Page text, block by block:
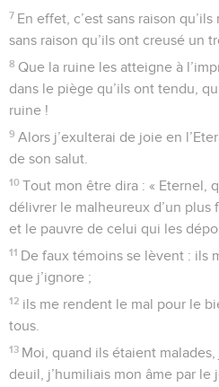
7 En effet, c’est sans raison
sans raison qu’ils ont creusé un
8 Que la ruine les atteigne à
dans le piège qu’ils ont tendu,
ruine !
9 Alors j’exulterai de joie en
de son salut.
10 Tout mon être dira : « Eternel,
délivrer le malheureux d’un
et le pauvre de celui qui les
11 De faux témoins se lèvent : ils
que j’ignore ;
12 ils me rendent le mal pour le
tous.
13 Moi, quand ils étaient
deuil, j’humiliais mon âme par le